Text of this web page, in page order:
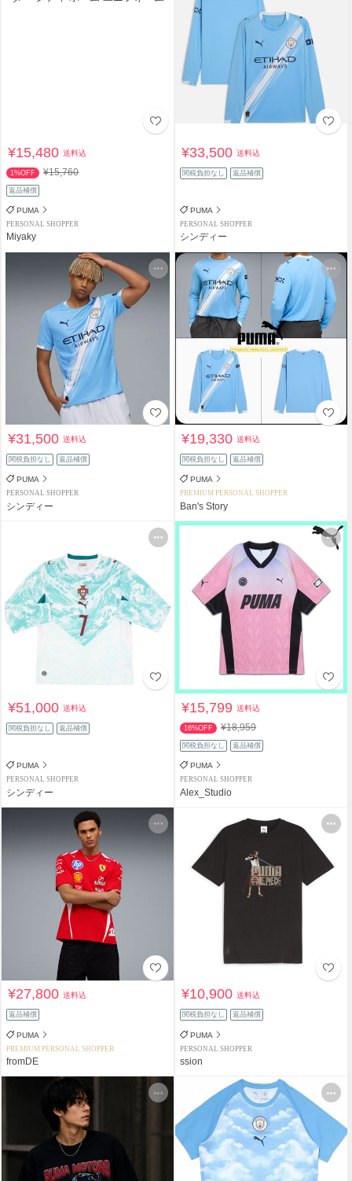
¥15,480送料込
1%OFF ¥15,760
返品補償
PUMA
PERSONAL SHOPPER
Miyaky
¥33,500送料込
関税負担なし 返品補償
PUMA
PERSONAL SHOPPER
シンディー
¥31,500送料込
関税負担なし 返品補償
PUMA
PERSONAL SHOPPER
シンディー
¥19,330送料込
関税負担なし 返品補償
PUMA
PREMIUM PERSONAL SHOPPER
Ban's Story
¥51,000送料込
関税負担なし 返品補償
PUMA
PERSONAL SHOPPER
シンディー
¥15,799送料込
16%OFF ¥18,959
関税負担なし 返品補償
PUMA
PERSONAL SHOPPER
Alex_Studio
¥27,800送料込
返品補償
PUMA
PREMIUM PERSONAL SHOPPER
fromDE
¥10,900送料込
関税負担なし 返品補償
PUMA
PERSONAL SHOPPER
ssion